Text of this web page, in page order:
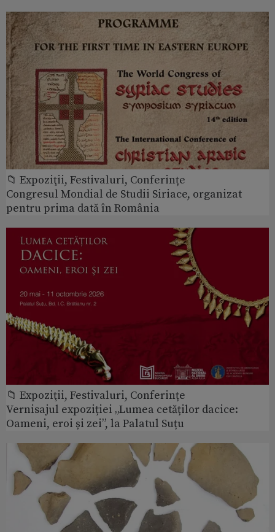
📁 Expoziţii, Festivaluri, Conferințe
Congresul Mondial de Studii Siriace, organizat
pentru prima dată în România
📁 Expoziţii, Festivaluri, Conferințe
Vernisajul expoziției „Lumea cetăților dacice:
Oameni, eroi și zei”, la Palatul Suțu